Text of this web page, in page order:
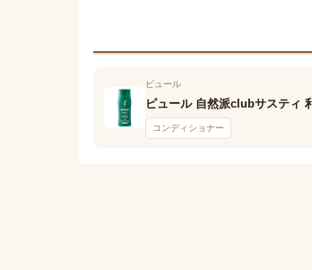
ピュール
ピュール 自然派clubサスティ
コンディショナー